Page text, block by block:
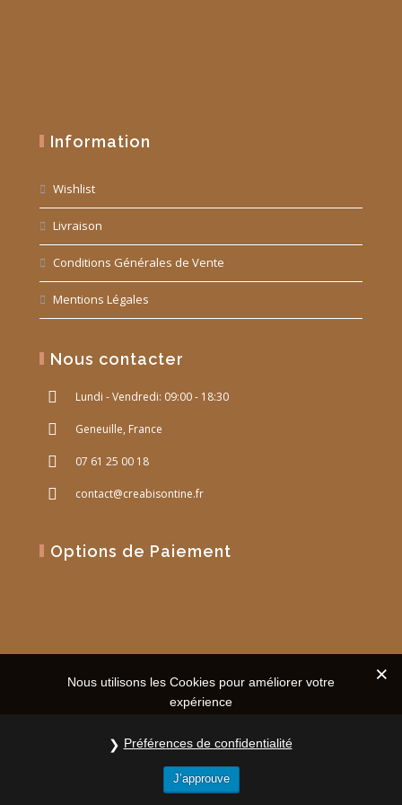
Information
Wishlist
Livraison
Conditions Générales de Vente
Mentions Légales
Nous contacter
Lundi - Vendredi: 09:00 - 18:30
Geneuille, France
07 61 25 00 18
contact@creabisontine.fr
Options de Paiement
PM Web Design
Nous utilisons les Cookies pour améliorer votre
expérience
Préférences de confidentialité
J’approuve